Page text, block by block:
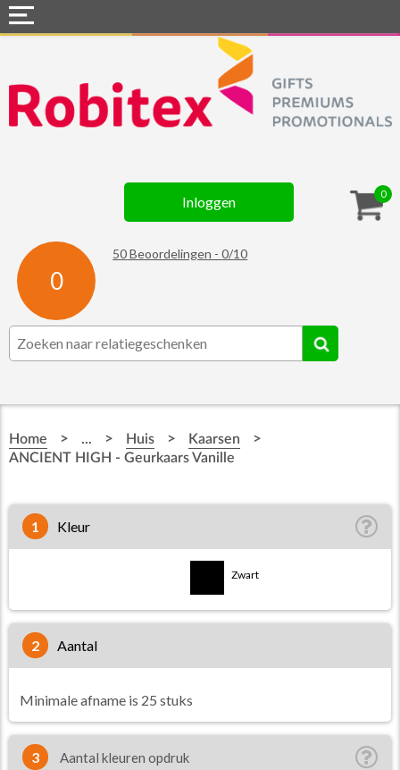
0
Inloggen
0
50Beoordelingen -0/10
Webshops
Snel naar »
Assortiment
Contact
☆ Prijsknallers ☆
Home > ... > Huis > Kaarsen >
ANCIENT HIGH - Geurkaars Vanille
1 Kleur
Zwart
2 aantal
Minimale afname is 25 stuks
3 Aantal kleuren opdruk